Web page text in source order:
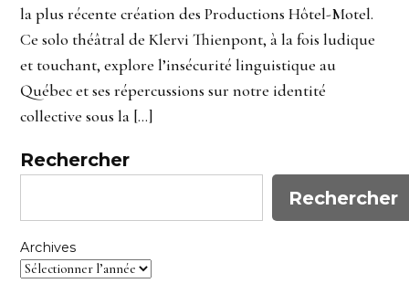
la plus récente création des Productions Hôtel-Motel.
Ce solo théâtral de Klervi Thienpont, à la fois ludique
et touchant, explore l’insécurité linguistique au
Québec et ses répercussions sur notre identité
collective sous la […]
Rechercher
Rechercher
Archives